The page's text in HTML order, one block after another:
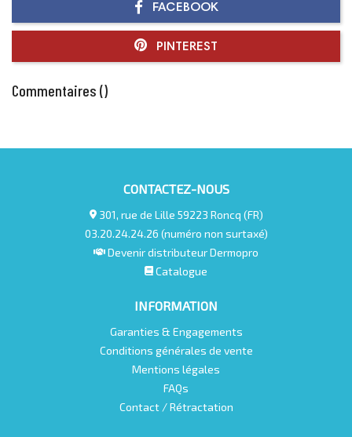
FACEBOOK
PINTEREST
Commentaires ()
CONTACTEZ-NOUS
301, rue de Lille 59223 Roncq (FR)
03.20.24.24.26 (numéro non surtaxé)
Devenir distributeur Dermopro
Catalogue
INFORMATION
Garanties & Engagements
Conditions générales de vente
Mentions légales
FAQs
Contact / Rétractation